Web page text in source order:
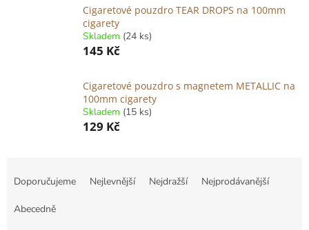
Cigaretové pouzdro TEAR DROPS na 100mm
cigarety
Skladem (24 ks)
145 Kč
Cigaretové pouzdro s magnetem METALLIC na
100mm cigarety
Skladem (15 ks)
129 Kč
Doporučujeme Nejlevnější Nejdražší Nejprodávanější
Abecedně